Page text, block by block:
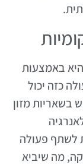
באמצעות
כזה יכול
בשאריות מזון
לשתף פעולה
מה שיביא